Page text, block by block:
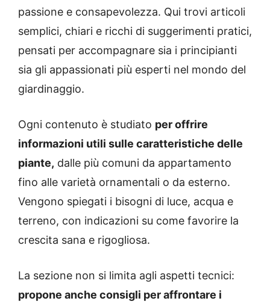
passione e consapevolezza. Qui trovi articoli
semplici, chiari e ricchi di suggerimenti pratici,
pensati per accompagnare sia i principianti
sia gli appassionati più esperti nel mondo del
giardinaggio.
Ogni contenuto è studiato per offrire
informazioni utili sulle caratteristiche delle
piante, dalle più comuni da appartamento
fino alle varietà ornamentali o da esterno.
Vengono spiegati i bisogni di luce, acqua e
terreno, con indicazioni su come favorire la
crescita sana e rigogliosa.
La sezione non si limita agli aspetti tecnici:
propone anche consigli per affrontare i